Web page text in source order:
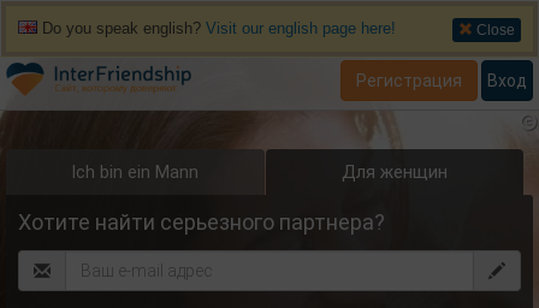
Close
Do you speak english? Visit our english page here!
Ich bin ein Mann Для женщин
Хотите найти серьезного партнера?
Регистрация Вход